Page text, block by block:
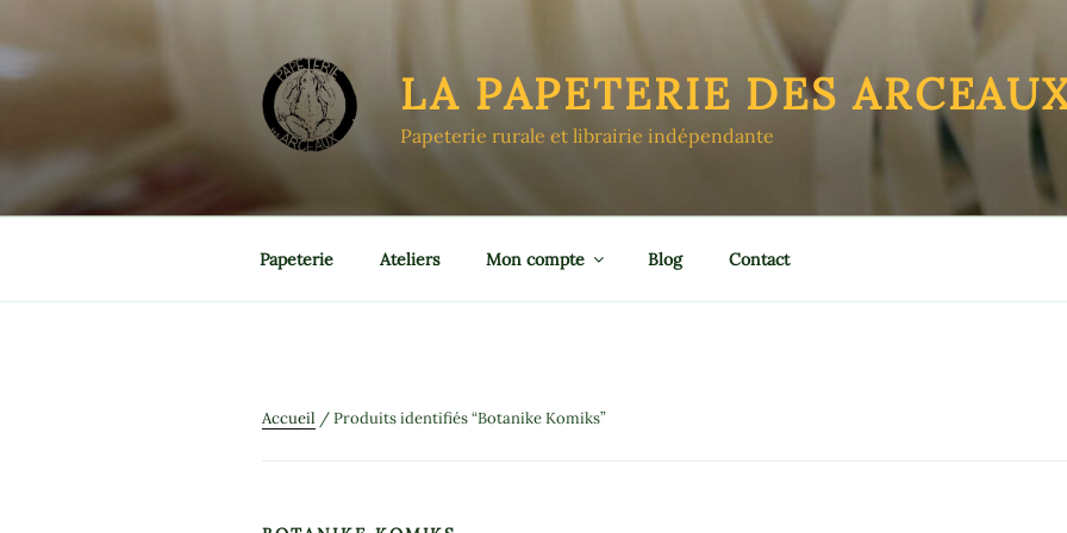
au
contenu
LA PAPETERIE DES
Papeterie rurale et librairie indépendante
Papeterie Ateliers Mon compte Blog Contact
Accueil / Produits identifiés “Botanike Komiks”